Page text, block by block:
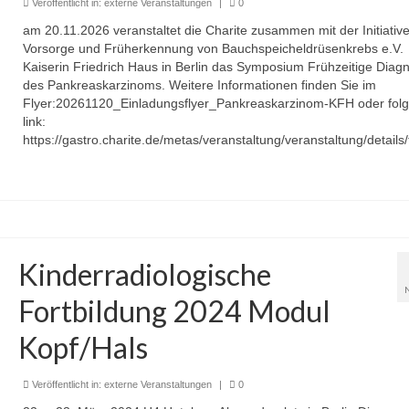
Veröffentlicht in: externe Veranstaltungen 0
am 20.11.2026 veranstaltet die Charite zusammen mit der
Vorsorge und Früherkennung von Bauchspeicheldrüsenkrebs
Kaiserin Friedrich Haus in Berlin das Symposium Frühzeitige
des Pankreaskarzinoms. Weitere Informationen finden Sie im
Flyer:20261120_Einladungsflyer_Pankreaskarzinom-KFH oder
link:
https://gastro.charite.de/metas/veranstaltung/veranstaltung/
Kinderradiologische
Fortbildung 2024 Modul
Kopf/Hals
Veröffentlicht in: externe Veranstaltungen | 0